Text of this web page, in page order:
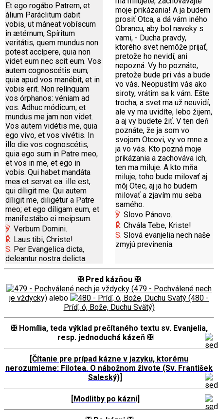
Et ego rogábo Patrem, et
álium Paráclitum dabit
vobis, ut máneat vobíscum
in ætérnum, Spíritum
veritátis, quem mundus non
potest accípere, quia non
videt eum nec scit eum. Vos
autem cognoscétis eum;
quia apud vos manébit, et in
vobis erit. Non relínquam
vos órphanos: véniam ad
vos. Adhuc módicum; et
mundus me jam non videt.
Vos autem vidétis me, quia
ego vivo, et vos vivétis. In
illo die vos cognoscétis,
quia ego sum in Patre meo,
et vos in me, et ego in
vobis. Qui habet mandáta
mea et servat ea: ille est,
qui díligit me. Qui autem
díligit me, diligétur a Patre
meo; et ego díligam eum, et
manifestábo ei meípsum.
℣. Verbum Domini.
℟. Laus tibi, Christe!
S. Per Evangelica dicta,
deleantur nostra delicta.
moje prikázania! A ja budem
prosiť Otca, a dá vám iného
Obrancu, aby bol naveky s
vami, - Ducha pravdy,
ktorého svet nemôže prijať,
pretože ho nevidí, ani
nepozná. Vy ho poznáte,
pretože bude pri vás a bude
vo vás. Neopustím vás ako
siroty, vrátim sa k vám. Ešte
trocha, a svet ma už neuvidí,
ale vy ma uvidíte, lebo žijem,
a aj vy budete žiť. V ten deň
poznáte, že ja som vo
svojom Otcovi, vy vo mne a
ja vo vás. Kto pozná moje
prikázania a zachováva ich,
ten ma miluje. A kto mňa
miluje, toho bude milovať aj
môj Otec, aj ja ho budem
milovať a zjavím mu seba
samého.
℣. Slovo Pánovo.
℟. Chvála Tebe, Kriste!
S. Slová evanjelia nech naše
zmyjú previnenia.
✠ Pred kázňou ✠
(479 - Pochválené nech
je vždycky) alebo
(480 -
Príď, ó, Bože, Duchu Svätý)
✠ Homília, teda výklad prečítaného textu sv. Evanjelia,
resp. jednoduchá kázeň ✠
[Čítanie pre prípad kázne v jazyku, ktorému
nerozumieme: Filotea. O nábožnom živote (Sv. František
Saleský)]
[Modlitby po kázni]